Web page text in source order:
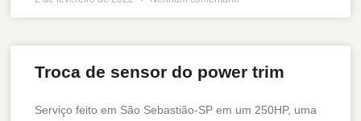
Troca de sensor do power trim
Serviço feito em São Sebastião-SP em um 250HP, uma